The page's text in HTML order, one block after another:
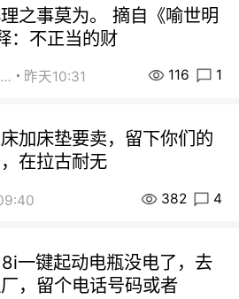
之事莫为。 摘自《喻世明
：不正当的财
街友21416156 昨天10:31 116 1
加床垫要卖，留下你们的
在拉古耐无
382 4
一键起动电瓶没电了，去
，留个电话号码或者